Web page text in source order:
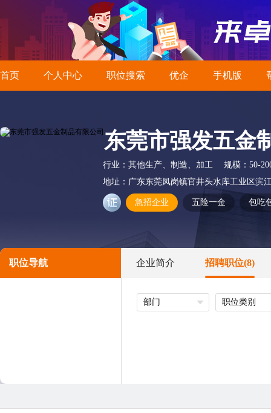
首页 个人中心 职位搜索 优企 手机版
东莞市强发五金
行业： 其他生产、制造、加工 规模： 50-
地址： 广东东莞凤岗镇官井头水库工业区滨
急招企业 五险一金 包吃
职位导航 企业简介 招聘职位(8)
部门 职位类别